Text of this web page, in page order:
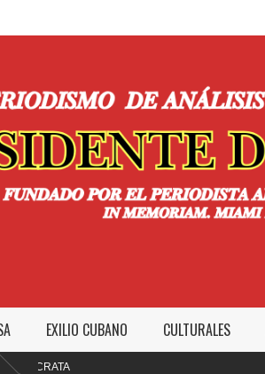
EXILIO CUBANO CULTURALES